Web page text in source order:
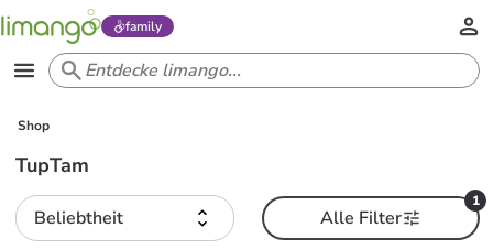
family
Shop
TupTam
Beliebtheit
1
Alle Filter